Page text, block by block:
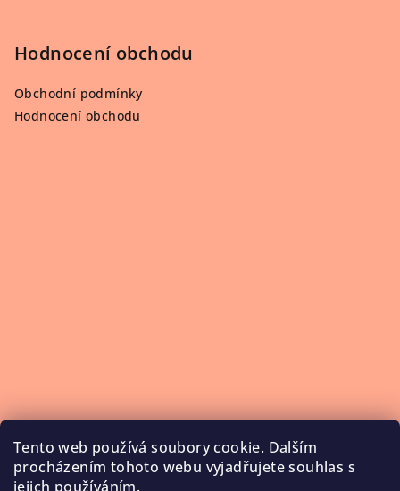
Tento web používá soubory cookie. Dalším
procházením tohoto webu vyjadřujete souhlas s
jejich používáním.
Hodnocení obchodu
Obchodní podmínky
Hodnocení obchodu